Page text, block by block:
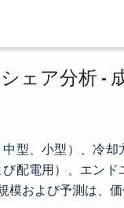
ェア分析 -
型、小型）、冷却
配電用）、エンド
および予測は、